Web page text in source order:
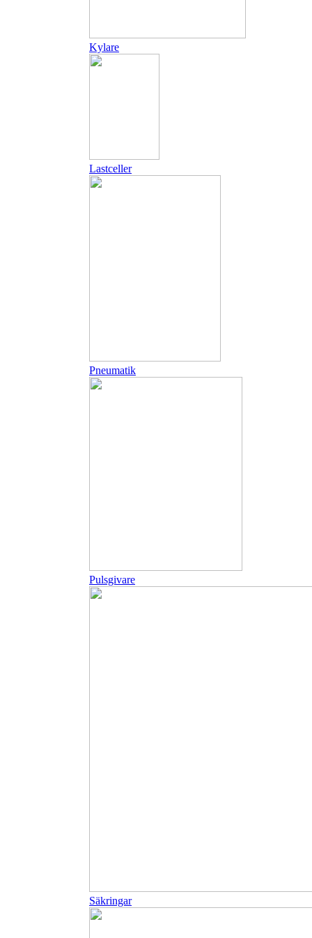
Kylare
Lastceller
Pneumatik
Pulsgivare
Säkringar